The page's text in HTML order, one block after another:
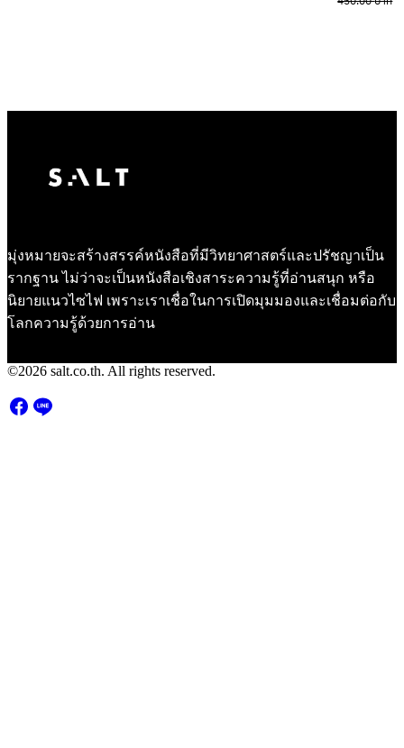
มุ่งหมายจะสร้างสรรค์หนังสือที่มีวิทยาศาสตร์และปรัชญาเป็น
รากฐาน ไม่ว่าจะเป็นหนังสือเชิงสาระความรู้ที่อ่านสนุก หรือ
นิยายแนวไซไฟ เพราะเราเชื่อในการเปิดมุมมองและเชื่อมต่อกับ
โลกความรู้ด้วยการอ่าน
©2026 salt.co.th. All rights reserved.